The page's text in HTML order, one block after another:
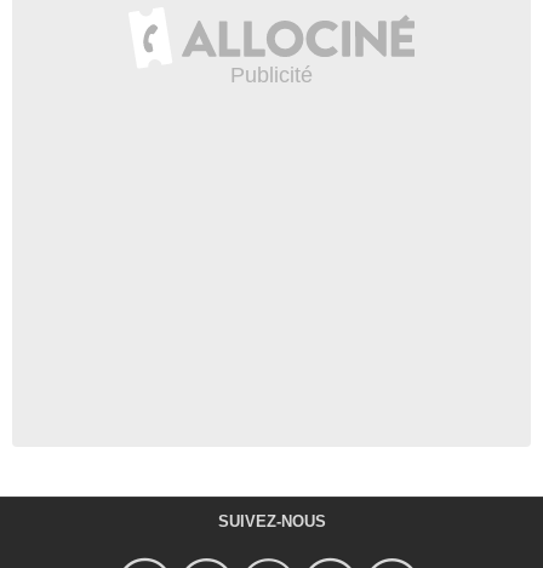
SUIVEZ-NOUS